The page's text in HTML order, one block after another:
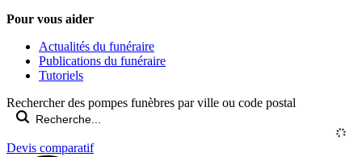
Pour vous aider
Actualités du funéraire
Publications du funéraire
Tutoriels
Rechercher des pompes funèbres par ville ou code postal
Devis comparatif